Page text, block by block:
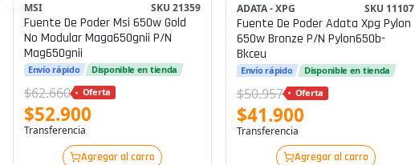
MSI SKU 21359
Fuente De Poder Msi 650w Gold
No Modular Maga650gnii P/n
Mag650gnii
Envío rápido Disponible en tienda
$62.660 Oferta
$52.900
Transferencia
Agregar al carro
ADATA - XPG SKU 11107
Fuente De Poder Adata Xpg Pylon
650w Bronze P/n Pylon650b-
Bkceu
Envío rápido Disponible en tienda
$50.957 Oferta
$41.900
Transferencia
Agregar al carro